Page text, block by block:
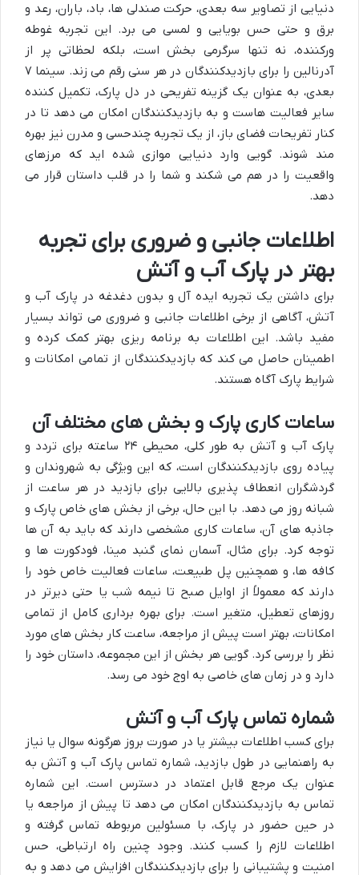
دنیایی از تصاویر سه بعدی، حرکت صندلی ها، باد، باران، رعد و
برق و حتی حس بویایی و لمسی می برد. این تجربه غوطه
ورکننده، نه تنها سرگرمی بخش است، بلکه لحظاتی پر از
آدرنالین را برای بازدیدکنندگان در هر سنی رقم می زند. سینما ۷
بعدی، به عنوان یک گزینه تفریحی در دل پارک، تکمیل کننده
سایر فعالیت هاست و به بازدیدکنندگان امکان می دهد تا در
کنار تفریحات فضای باز، از یک تجربه چندحسی و مدرن نیز بهره
مند شوند. گویی وارد دنیایی موازی شده اید که مرزهای
واقعیت را در هم می شکند و شما را در قلب داستان قرار می
دهد.
اطلاعات جانبی و ضروری برای تجربه
بهتر در پارک آب و آتش
برای داشتن یک تجربه ایده آل و بدون دغدغه در پارک آب و
آتش، آگاهی از برخی اطلاعات جانبی و ضروری می تواند بسیار
مفید باشد. این اطلاعات به برنامه ریزی بهتر کمک کرده و
اطمینان حاصل می کند که بازدیدکنندگان از تمامی امکانات و
شرایط پارک آگاه هستند.
ساعات کاری پارک و بخش های مختلف آن
پارک آب و آتش به طور کلی، محیطی ۲۴ ساعته برای تردد و
پیاده روی بازدیدکنندگان است، که این ویژگی به شهروندان و
گردشگران انعطاف پذیری بالایی برای بازدید در هر ساعت از
شبانه روز می دهد. با این حال، برخی از بخش های خاص پارک و
جاذبه های آن، ساعات کاری مشخصی دارند که باید به آن ها
توجه کرد. برای مثال، آسمان نمای گنبد مینا، فودکورت ها و
کافه ها، و همچنین پل طبیعت، ساعات فعالیت خاص خود را
دارند که معمولاً از اوایل صبح تا نیمه شب یا حتی دیرتر در
روزهای تعطیل، متغیر است. برای بهره برداری کامل از تمامی
امکانات، بهتر است پیش از مراجعه، ساعت کار بخش های مورد
نظر را بررسی کرد. گویی هر بخش از این مجموعه، داستان خود را
دارد و در زمان های خاصی به اوج خود می رسد.
شماره تماس پارک آب و آتش
برای کسب اطلاعات بیشتر یا در صورت بروز هرگونه سوال یا نیاز
به راهنمایی در طول بازدید، شماره تماس پارک آب و آتش به
عنوان یک مرجع قابل اعتماد در دسترس است. این شماره
تماس به بازدیدکنندگان امکان می دهد تا پیش از مراجعه یا
در حین حضور در پارک، با مسئولین مربوطه تماس گرفته و
اطلاعات لازم را کسب کنند. وجود چنین راه ارتباطی، حس
امنیت و پشتیبانی را برای بازدیدکنندگان افزایش می دهد و به